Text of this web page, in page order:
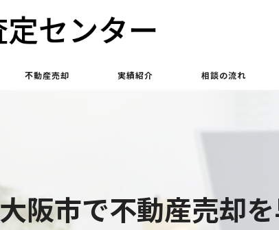
不動産売却 実績紹介 相談の流れ
大阪市で不動産売却